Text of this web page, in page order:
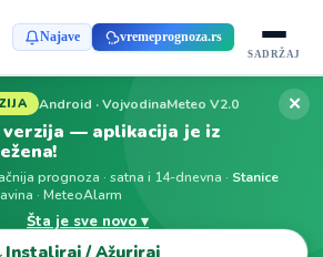
Najave vremeprognoza.rs
SADRŽAJ
Android · VojvodinaMeteo V2.0
verzija — aplikacija je iz
prognoza · satna i 14-dnevna · Stanice
· MeteoAlarm
Šta je sve novo ▾
Instaliraj / Ažuriraj
✕